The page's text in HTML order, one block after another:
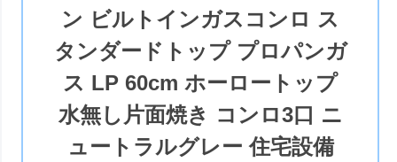
ン ビルトインガスコンロ ス
タンダードトップ プロパンガ
ス LP 60cm ホーロートップ
水無し片面焼き コンロ3口 ニ
ュートラルグレー 住宅設備